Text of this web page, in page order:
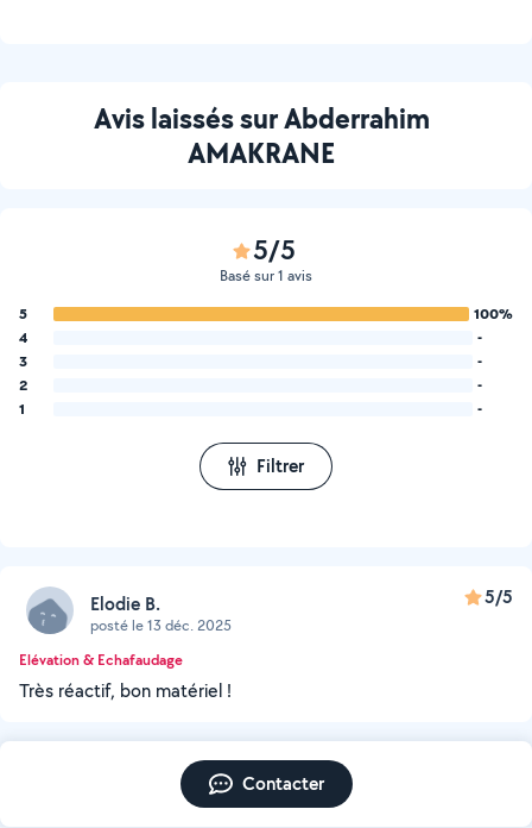
Avis laissés sur Abderrahim
AMAKRANE
5/5
Basé sur 1 avis
5
100%
4
-
3
-
2
-
1
-
Filtrer
Elodie B.
posté le 13 déc. 2025
5/5
Elévation & Echafaudage
Très réactif, bon matériel !
Contacter